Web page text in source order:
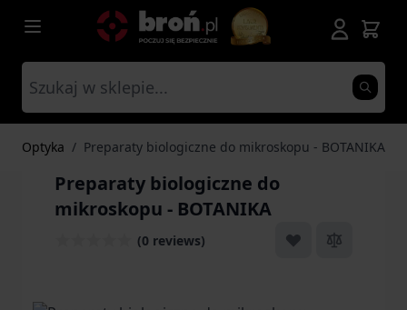
Przejdź do treści
Optyka / Preparaty biologiczne do mikroskopu - BOTANIKA
Preparaty biologiczne do
mikroskopu - BOTANIKA
(0 reviews)